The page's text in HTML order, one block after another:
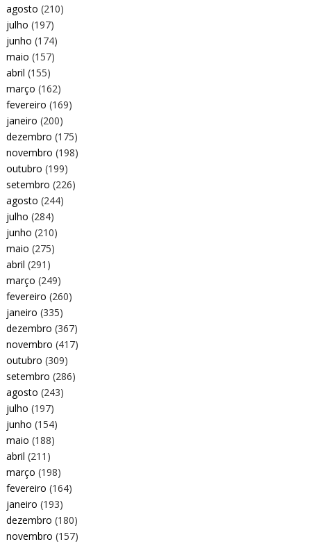
agosto (210)
julho (197)
junho (174)
maio (157)
abril (155)
março (162)
fevereiro (169)
janeiro (200)
dezembro (175)
novembro (198)
outubro (199)
setembro (226)
agosto (244)
julho (284)
junho (210)
maio (275)
abril (291)
março (249)
fevereiro (260)
janeiro (335)
dezembro (367)
novembro (417)
outubro (309)
setembro (286)
agosto (243)
julho (197)
junho (154)
maio (188)
abril (211)
março (198)
fevereiro (164)
janeiro (193)
dezembro (180)
novembro (157)